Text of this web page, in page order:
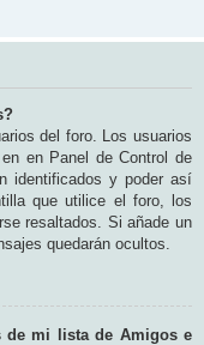
del foro. Los usuarios
en Panel de Control de
identificados y poder así
que utilice el foro, los
resaltados. Si añade un
quedarán ocultos.
de mi lista de Amigos e